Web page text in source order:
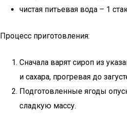
чистая питьевая вода – 1
Процесс приготовления:
Сначала варят сироп из
и сахара, прогревая до
Подготовленные ягоды
сладкую массу.